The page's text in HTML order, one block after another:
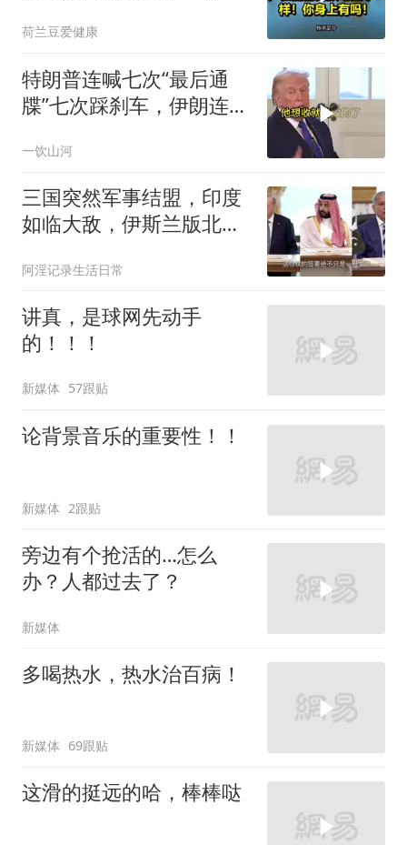
荷兰豆爱健康
特朗普连喊七次“最后通
牒”七次踩刹车，伊朗连谈
谁看
一饮山河
三国突然军事结盟，印度
如临大敌，伊斯兰版北约
阿淫记录生活日常
讲真，是球网先动手
的！！！
新媒体 57跟贴
论背景音乐的重要性！！
新媒体 2跟贴
旁边有个抢活的…怎么
办？人都过去了？
新媒体
多喝热水，热水治百病！
新媒体 69跟贴
这滑的挺远的哈，棒棒哒